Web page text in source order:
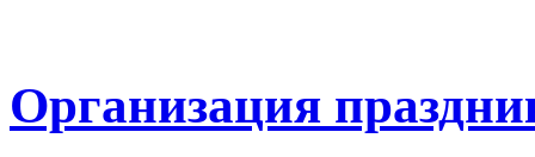
Организация